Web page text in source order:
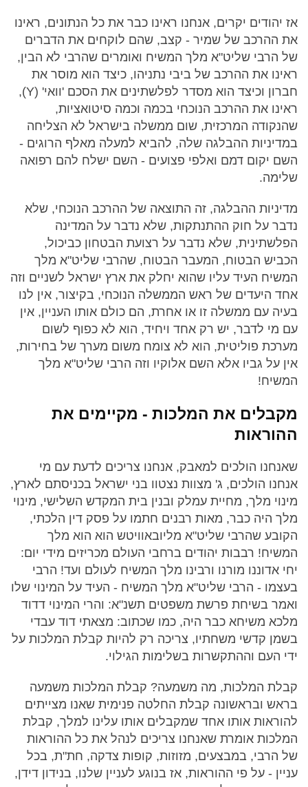
אז יהודים יקרים, אנחנו ראינו כבר את כל הנתונים, ראינו
את ההרכב של שמיר - קצב, שהם לוקחים את הדברים
של הרבי שליט"א מלך המשיח ואומרים שהרבי לא הבין,
ראינו את ההרכב של ביבי נתניהו, כיצד הוא מוסר את
חברון וכיצד הוא מסדר לפלשתינים את הסכם 'וואי' (Y),
ראינו את ההרכב הנוכחי בכמה וכמה סיטואציות,
שהנקודה המרכזית, שום ממשלה בישראל לא הצליחה
במדיניות ההבלגה שלה, להביא למעלה מאלף הרוגים -
השם יקום דמם ואלפי פצועים - השם ישלח להם רפואה
שלימה.
מדיניות ההבלגה, זה התוצאה של ההרכב הנוכחי, שלא
נדבר על חוק ההתנתקות, שלא נדבר על המדינה
הפלשתינית, שלא נדבר על רצועת הבטחון כביכול,
הכביש הבטוח, המעבר הבטוח, שהרבי שליט"א מלך
המשיח העיד עליו שהוא יחלק את ארץ ישראל לשניים וזה
אחד היעדים של ראש הממשלה הנוכחי, בקיצור, אין לנו
בעיה עם ממשלה זו או אחרת, הם כולם אותו העניין, אין
עם מי לדבר, יש רק אחד ויחיד, הוא לא כפוף לשום
מערכת פוליטית, הוא לא צומח משום מערך של בחירות,
אין על גביו אלא השם אלוקיו וזה הרבי שליט"א מלך
המשיח!
מקבלים את המלכות - מקיימים את
ההוראות
שאנחנו הולכים למאבק, אנחנו צריכים לדעת עם מי
אנחנו הולכים, ג' מצוות נצטוו בני ישראל בכניסתם לארץ,
מינוי מלך, מחיית עמלק ובנין בית המקדש השלישי, מינוי
מלך היה כבר, מאות רבנים חתמו על פסק דין הלכתי,
הקובע שהרבי שליט"א מליובאוויטש הוא הוא מלך
המשיח! רבבות יהודים ברחבי העולם מכריזים מידי יום:
יחי אדוננו מורנו ורבינו מלך המשיח לעולם ועד! הרבי
בעצמו - הרבי שליט"א מלך המשיח - העיד על המינוי שלו
ואמר בשיחת פרשת משפטים תשנ"א: והרי המינוי דדוד
מלכא משיחא כבר היה, כמו שכתוב: מצאתי דוד עבדי
בשמן קדשי משחתיו, צריכה רק להיות קבלת המלכות על
ידי העם וההתקשרות בשלימות הגילוי.
קבלת המלכות, מה משמעה? קבלת המלכות משמעה
בראש ובראשונה קבלת החלטה פנימית שאנו מצייתים
להוראות אותו אחד שמקבלים אותו עלינו למלך, קבלת
המלכות אומרת שאנחנו צריכים לנהל את כל ההוראות
של הרבי, במבצעים, מזוזות, קופות צדקה, חת"ת, בכל
עניין - על פי ההוראות, אז בנוגע לעניין שלנו, בנידון דידן,